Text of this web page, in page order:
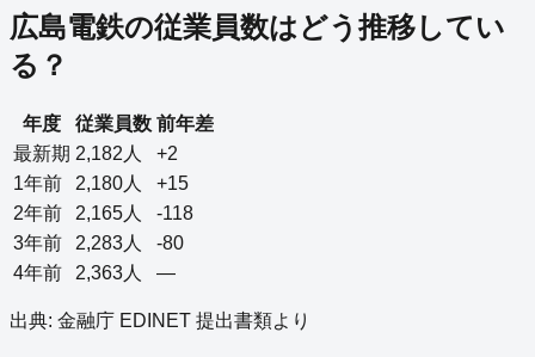
広島電鉄の従業員数はどう推移してい
る？
年度 従業員数 前年差
最新期 2,182 人
+2
1年前
2,180人
+15
2年前
2,165人
-118
3年前
2,283人
-80
4年前
2,363人 —
出典: 金融庁 EDINET 提出書類より